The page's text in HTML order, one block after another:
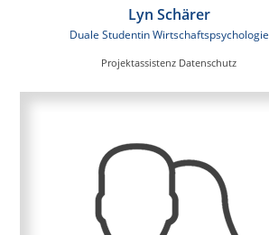
Lyn Schärer
Duale Studentin Wirtschaftspsychologie
Projektassistenz Datenschutz